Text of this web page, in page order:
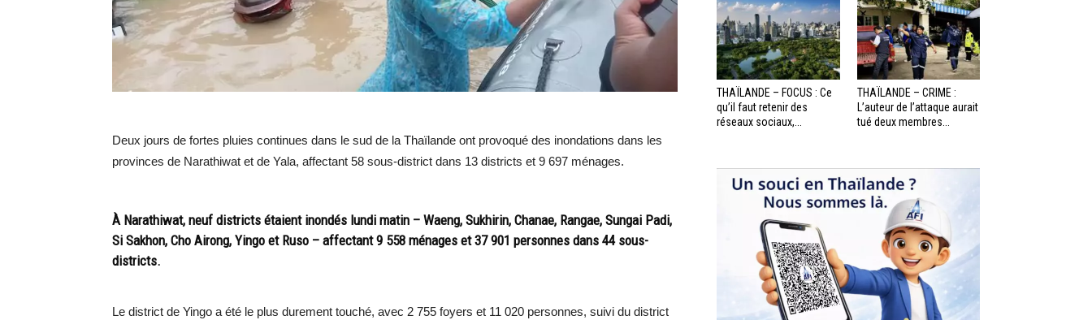
Deux jours de fortes pluies continues dans le sud de la Thaïlande ont provoqué des inondations dans les
provinces de Narathiwat et de Yala, affectant 58 sous-district dans 13 districts et 9 697 ménages.
À Narathiwat, neuf districts étaient inondés lundi matin – Waeng, Sukhirin, Chanae, Rangae, Sungai Padi,
Si Sakhon, Cho Airong, Yingo et Ruso – affectant 9 558 ménages et 37 901 personnes dans 44 sous-
districts.
Le district de Yingo a été le plus durement touché, avec 2 755 foyers et 11 020 personnes, suivi du district
THAÏLANDE – FOCUS : Ce
qu’il faut retenir des
réseaux sociaux,...
THAÏLANDE – CRIME :
L’auteur de l’attaque aurait
tué deux membres...